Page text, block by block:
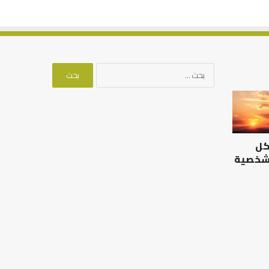
الرصيد
التربوي
والطفولة
المبكرة
..
كيف
شخصية
البحث